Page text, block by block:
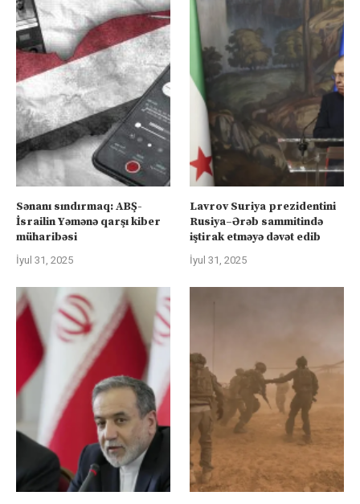
Sənanı sındırmaq: ABŞ-
İsrailin Yəmənə qarşı kiber
müharibəsi
İyul 31, 2025
Lavrov Suriya prezidentini
Rusiya–Ərəb sammitində
iştirak etməyə dəvət edib
İyul 31, 2025